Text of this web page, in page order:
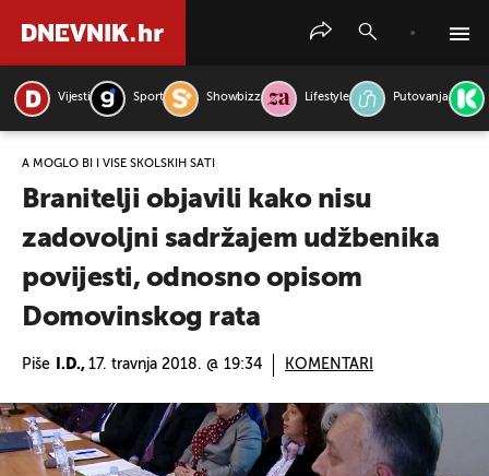
Vijesti Sport Showbizz Lifestyle Putovanja
A MOGLO BI I VIŠE ŠKOLSKIH SATI
Branitelji objavili kako nisu
zadovoljni sadržajem udžbenika
povijesti, odnosno opisom
Domovinskog rata
Piše I.D., 17. travnja 2018. @ 19:34 KOMENTARI
PRETRAŽITE VIJESTI